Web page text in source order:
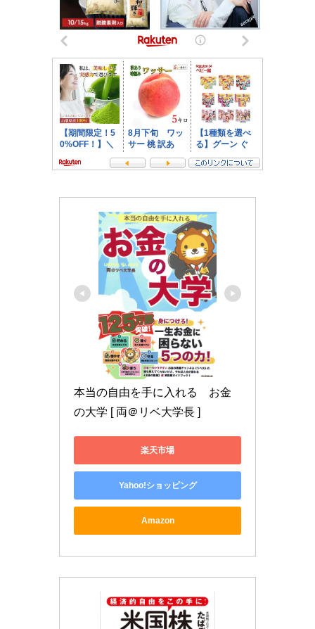
本当の自由を手に入れる　お金
の大学 [ 両＠リベ大学長 ]
楽天市場
Yahoo!ショッピング
Amazon